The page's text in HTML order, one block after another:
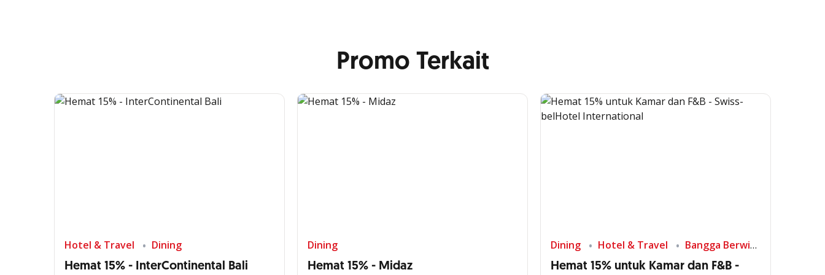
Promo Terkait
Hotel & Travel Dining
Hemat 15% - InterContinental Bali
Dining
Hemat 15% - Midaz
Dining Hotel & Travel Bangga Berwisata di Indonesia
Hemat 15% untuk Kamar dan F&B -